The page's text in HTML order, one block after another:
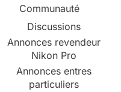
Communauté
Discussions
Annonces revendeur
Nikon Pro
Annonces entres
particuliers